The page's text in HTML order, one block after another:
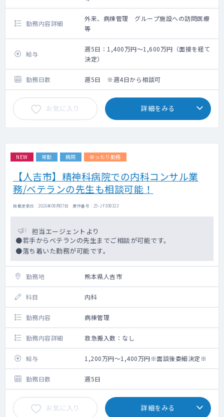
勤務内容詳細
外来、病棟管理 グループ施設への訪問医療
等
給与
週5日：1,400万円～1,600万円（面接を経て
決定）
勤務日数 週5日 ※週4日から相談可
お気に入り 詳細をみる
NEW 常勤 病院 ゆったり勤務
【人吉市】精神科病院での内科コンサル業
務/ベテランの先生も相談可能！
掲載更新日 : 2026年08月07日 案件番号 : 25-JF308323
担当エージェントより
●若手からベテランの先生までご相談が可能です。
●落ち着いた勤務が可能です。
勤務地 熊本県人吉市
科目 内科
勤務内容 病棟管理
勤務内容詳細 救急搬入数：なし
給与 1,200万円～1,400万円※面談後委細決定※
勤務日数 週5日
お気に入り 詳細をみる